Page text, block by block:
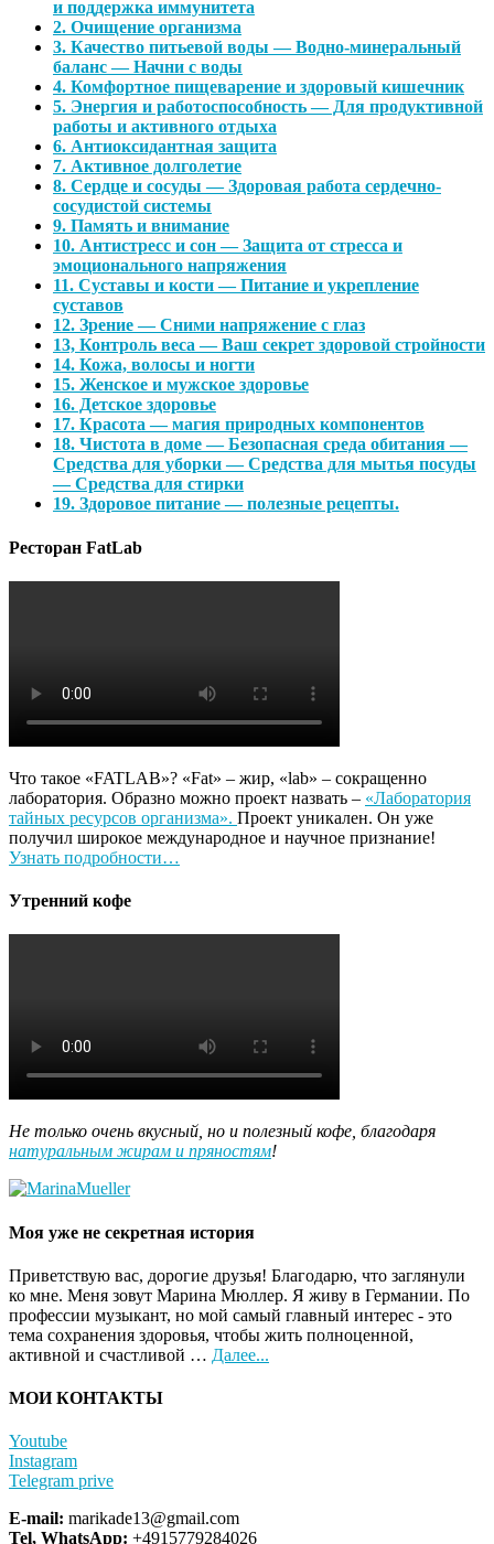
и поддержка иммунитета
2. Очищение организма
3. Качество питьевой воды — Водно-минеральный
баланс — Начни с воды
4. Комфортное пищеварение и здоровый кишечник
5. Энергия и работоспособность — Для продуктивной
работы и активного отдыха
6. Антиоксидантная защита
7. Активное долголетие
8. Сердце и сосуды — Здоровая работа сердечно-
сосудистой системы
9. Память и внимание
10. Антистресс и сон — Защита от стресса и
эмоционального напряжения
11. Суставы и кости — Питание и укрепление
суставов
12. Зрение — Сними напряжение с глаз
13, Контроль веса — Ваш секрет здоровой стройности
14. Кожа, волосы и ногти
15. Женское и мужское здоровье
16. Детское здоровье
17. Красота — магия природных компонентов
18. Чистота в доме — Безопасная среда обитания —
Средства для уборки — Средства для мытья посуды
— Средства для стирки
19. Здоровое питание — полезные рецепты.
Ресторан FatLab
Что такое «FATLAB»? «Fat» – жир, «lab» – сокращенно
лаборатория. Образно можно проект назвать – «Лаборатория
тайных ресурсов организма». Проект уникален. Он уже
получил широкое международное и научное признание!
Узнать подробности…
Утренний кофе
Не только очень вкусный, но и полезный кофе, благодаря
натуральным жирам и пряностям!
Моя уже не секретная история
Приветствую вас, дорогие друзья! Благодарю, что заглянули
ко мне. Меня зовут Марина Мюллер. Я живу в Германии. По
профессии музыкант, но мой самый главный интерес - это
тема сохранения здоровья, чтобы жить полноценной,
активной и счастливой … Далее...
МОИ КОНТАКТЫ
Youtube
Instagram
Telegram prive
E-mail: marikade13@gmail.com
Tel, WhatsApp: +4915779284026